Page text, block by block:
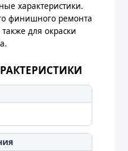
характеристики.
финишного ремонта
для окраски